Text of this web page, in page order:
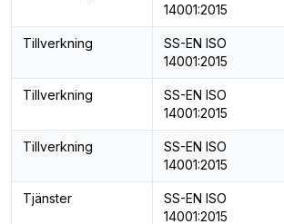
14001:2015
Tillverkning
SS-EN ISO
14001:2015
Tillverkning
SS-EN ISO
14001:2015
Tillverkning
SS-EN ISO
14001:2015
Tjänster
SS-EN ISO
14001:2015